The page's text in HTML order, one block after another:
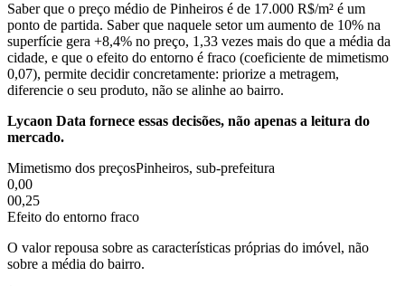
Saber que o preço médio de Pinheiros é de 17.000 R$/m² é um
ponto de partida. Saber que naquele setor um aumento de 10% na
superfície gera +8,4% no preço, 1,33 vezes mais do que a média da
cidade, e que o efeito do entorno é fraco (coeficiente de mimetismo
0,07), permite decidir concretamente: priorize a metragem,
diferencie o seu produto, não se alinhe ao bairro.
Lycaon Data fornece essas decisões, não apenas a leitura do
mercado.
Mimetismo dos preçosPinheiros, sub-prefeitura
0,00
00,25
Efeito do entorno fraco
O valor repousa sobre as características próprias do imóvel, não
sobre a média do bairro.